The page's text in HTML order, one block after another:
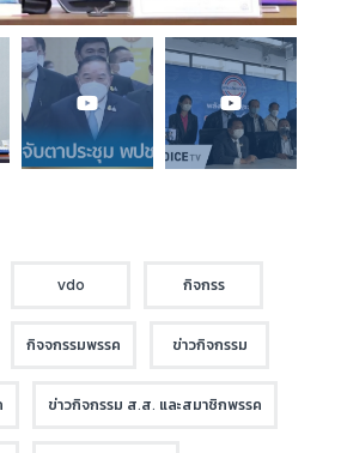
vdo กิจกรร
กิจจกรรมพรรค ข่าวกิจกรรม
ข่าวกิจกรรม ส.ส. และสมาชิกพรรค